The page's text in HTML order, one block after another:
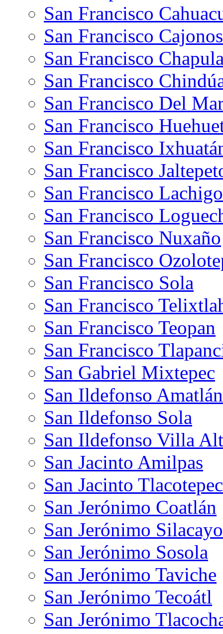
San Francisco
San Francisco Cajonos
San Francisco
San Francisco
San Francisco Del
San Francisco
San Francisco
San Francisco
San Francisco
San Francisco
San Francisco Nuxaño
San Francisco
San Francisco Sola
San Francisco
San Francisco Teopan
San Francisco
San Gabriel Mixtepec
San Ildefonso Amatlán
San Ildefonso Sola
San Ildefonso Villa
San Jacinto Amilpas
San Jacinto Tlacotepec
San Jerónimo Coatlán
San Jerónimo
San Jerónimo Sosola
San Jerónimo Taviche
San Jerónimo Tecoátl
San Jerónimo